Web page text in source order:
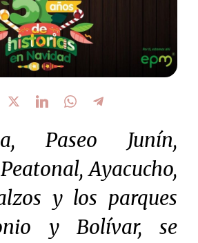
Paseo Junín,
Ayacucho,
y los parques
y Bolívar, se